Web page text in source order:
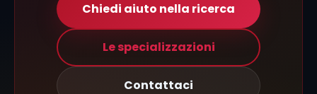
Chiedi aiuto nella ricerca
Le specializzazioni
Contattaci